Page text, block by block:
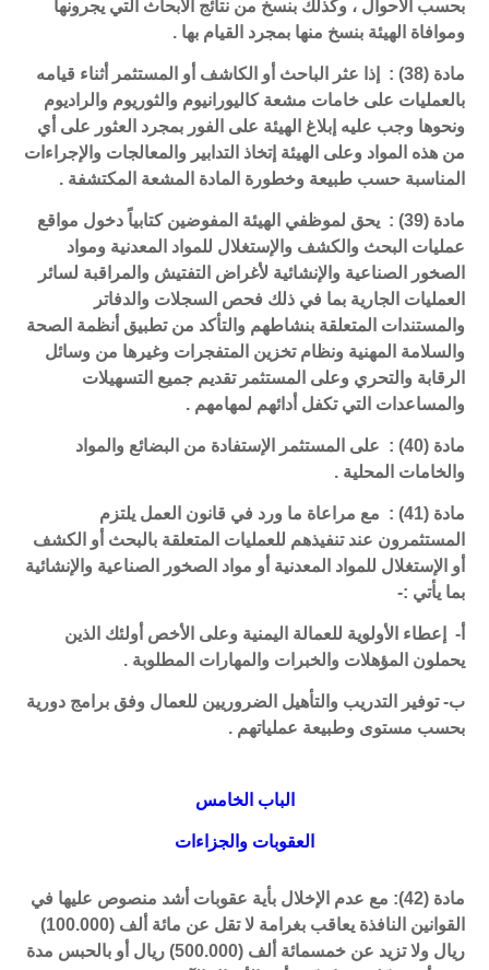
بحسب الأحوال ، وكذلك بنسخ من نتائج الأبحاث التي يجرونها
وموافاة الهيئة بنسخ منها بمجرد القيام بها .
مادة (38) : إذا عثر الباحث أو الكاشف أو المستثمر أثناء قيامه
بالعمليات على خامات مشعة كاليورانيوم والثوريوم والراديوم
ونحوها وجب عليه إبلاغ الهيئة على الفور بمجرد العثور على أي
من هذه المواد وعلى الهيئة إتخاذ التدابير والمعالجات والإجراءات
المناسبة حسب طبيعة وخطورة المادة المشعة المكتشفة .
مادة (39) : يحق لموظفي الهيئة المفوضين كتابياً دخول مواقع
عمليات البحث والكشف والإستغلال للمواد المعدنية ومواد
الصخور الصناعية والإنشائية لأغراض التفتيش والمراقبة لسائر
العمليات الجارية بما في ذلك فحص السجلات والدفاتر
والمستندات المتعلقة بنشاطهم والتأكد من تطبيق أنظمة الصحة
والسلامة المهنية ونظام تخزين المتفجرات وغيرها من وسائل
الرقابة والتحري وعلى المستثمر تقديم جميع التسهيلات
والمساعدات التي تكفل أدائهم لمهامهم .
مادة (40) : على المستثمر الإستفادة من البضائع والمواد
والخامات المحلية .
مادة (41) : مع مراعاة ما ورد في قانون العمل يلتزم
المستثمرون عند تنفيذهم للعمليات المتعلقة بالبحث أو الكشف
أو الإستغلال للمواد المعدنية أو مواد الصخور الصناعية والإنشائية
بما يأتي :-
أ- إعطاء الأولوية للعمالة اليمنية وعلى الأخص أولئك الذين
يحملون المؤهلات والخبرات والمهارات المطلوبة .
ب- توفير التدريب والتأهيل الضروريين للعمال وفق برامج دورية
بحسب مستوى وطبيعة عملياتهم .
الباب الخامس
العقوبات والجزاءات
مادة (42): مع عدم الإخلال بأية عقوبات أشد منصوص عليها في
القوانين النافذة يعاقب بغرامة لا تقل عن مائة ألف (100.000)
ريال ولا تزيد عن خمسمائة ألف (500.000) ريال أو بالحبس مدة